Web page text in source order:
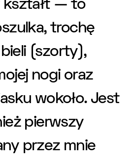
kształt — to
trochę
(szorty),
nogi oraz
wokoło. Jest
pierwszy
przez mnie